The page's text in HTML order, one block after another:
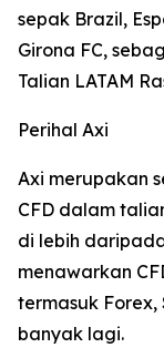
sepak Brazil,
Girona FC,
Talian LATAM
Perihal Axi
Axi merupakan
CFD dalam
di lebih
menawarkan
termasuk Forex,
banyak lagi.